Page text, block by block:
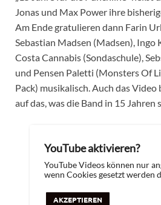
Jonas und Max Power ihre
Am Ende gratulieren dann Farin
Sebastian Madsen (Madsen), Ingo
Costa Cannabis (Sondaschule),
und Pensen Paletti (Monsters Of
Pack) musikalisch. Auch das
auf das, was die Band in 15 Jahren
YouTube aktivieren?
YouTube Videos können nur
wenn Cookies gesetzt werden
AKZEPTIEREN